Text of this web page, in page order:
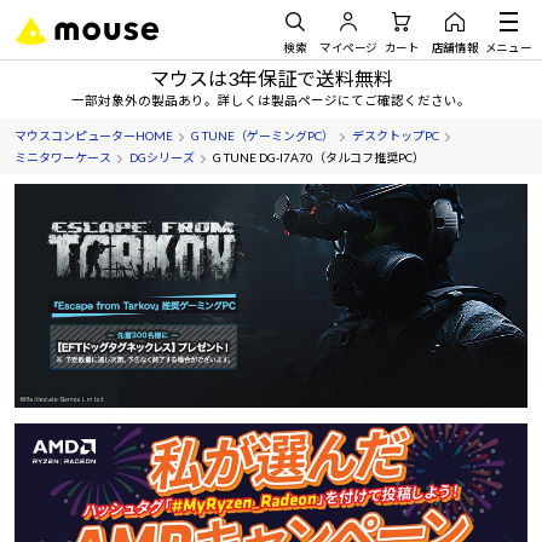
検索 マイページ カート 店舗情報 メニュー
マウスは3年保証で送料無料
一部対象外の製品あり。詳しくは製品ページにてご確認ください。
マウスコンピューターHOME G TUNE（ゲーミングPC）
デスクトップPC
ミニタワーケース
DGシリーズ G TUNE DG-I7A70（タルコフ推奨PC）